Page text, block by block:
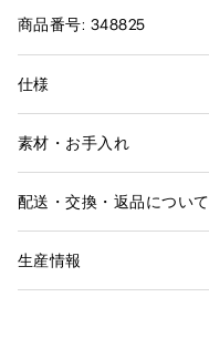
商品番号: 348825
仕様
素材・お手入れ
配送・交換・返品について
生産情報